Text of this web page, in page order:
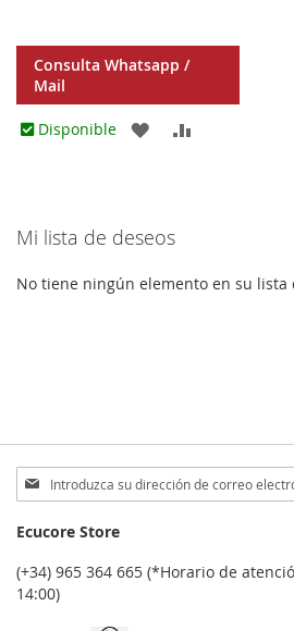
Consulta Whatsapp /
Mail
Disponible
AGREGAR
FAVORITOS
Mi lista de deseos
No tiene ningún elemento en su lista
Inscríbase
a
boletín
de
noticias:
Ecucore Store
(+34) 965 364 665 (*Horario de
14:00)